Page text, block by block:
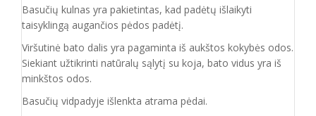
Basučių kulnas yra pakietintas, kad padėtų išlaikyti
taisyklingą augančios pėdos padėtį.
Viršutinė bato dalis yra pagaminta iš aukštos kokybės odos.
Siekiant užtikrinti natūralų sąlytį su koja, bato vidus yra iš
minkštos odos.
Basučių vidpadyje išlenkta atrama pėdai.